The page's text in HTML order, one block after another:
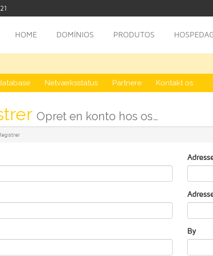
HOME DOMÍNIOS PRODUTOS
Netværksstatus Partnere Kontakt os
Opret en konto hos os…
By